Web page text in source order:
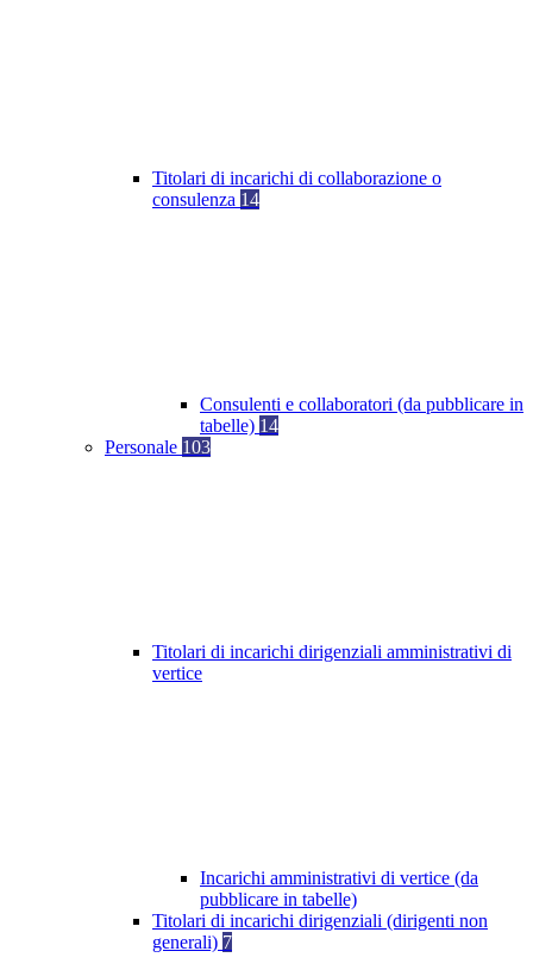
Titolari di incarichi di collaborazione o
consulenza 14
Consulenti e collaboratori (da pubblicare in
tabelle) 14
Personale 103
Titolari di incarichi dirigenziali amministrativi di
vertice
Incarichi amministrativi di vertice (da
pubblicare in tabelle)
Titolari di incarichi dirigenziali (dirigenti non
generali) 7